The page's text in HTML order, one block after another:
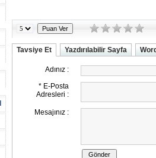
Tavsiye Et Yazdırılabilir Sayfa